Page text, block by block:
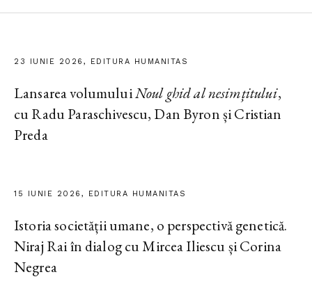
23 IUNIE 2026, EDITURA HUMANITAS
Lansarea volumuluiNoul ghid al nesimțitului,
cu Radu Paraschivescu, Dan Byron și Cristian
Preda
15 IUNIE 2026, EDITURA HUMANITAS
Istoria societății umane, o perspectivă genetică.
Niraj Rai în dialog cu Mircea Iliescu și Corina
Negrea